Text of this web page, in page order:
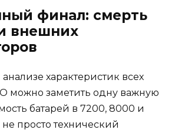
финал: смерть
внешних
характеристик всех
можно заметить одну важную
батарей в 7200, 8000 и
просто технический